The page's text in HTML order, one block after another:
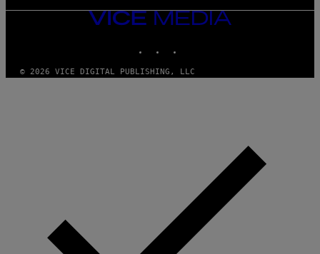
VICE
MEDIA
© 2026 VICE DIGITAL PUBLISHING, LLC